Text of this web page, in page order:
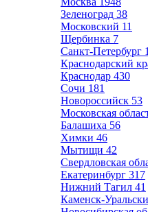
Зеленоград 38
Московский 11
Щербинка 7
Санкт-Петербург
Краснодарский
Краснодар 430
Сочи 181
Новороссийск 53
Московская
Балашиха 56
Химки 46
Мытищи 42
Свердловская
Екатеринбург 317
Нижний Тагил 41
Каменск-